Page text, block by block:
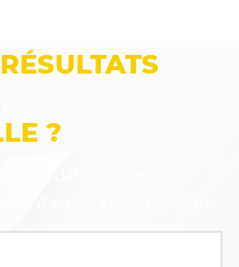
RÉSULTATS
?